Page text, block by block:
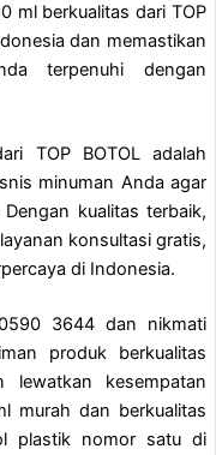
ml berkualitas dari TOP
dan memastikan
terpenuhi dengan
TOP BOTOL adalah
minuman Anda agar
kualitas terbaik,
konsultasi gratis,
di Indonesia.
3644 dan nikmati
produk berkualitas
kesempatan
murah dan berkualitas
plastik nomor satu di